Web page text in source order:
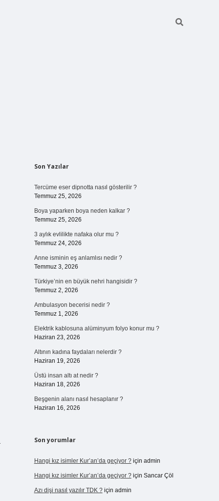
Sidebar
Son Yazılar
Tercüme eser dipnotta nasıl gösterilir ?
Temmuz 25, 2026
Boya yaparken boya neden kalkar ?
Temmuz 25, 2026
3 aylık evlilikte nafaka olur mu ?
Temmuz 24, 2026
Anne isminin eş anlamlısı nedir ?
Temmuz 3, 2026
Türkiye’nin en büyük nehri hangisidir ?
Temmuz 2, 2026
Ambulasyon becerisi nedir ?
Temmuz 1, 2026
Elektrik kablosuna alüminyum folyo konur mu ?
Haziran 23, 2026
Altının kadına faydaları nelerdir ?
Haziran 19, 2026
Üstü insan altı at nedir ?
Haziran 18, 2026
Beşgenin alanı nasıl hesaplanır ?
Haziran 16, 2026
Son yorumlar
Hangi kız isimler Kur’an’da geçiyor ?için admin
Hangi kız isimler Kur’an’da geçiyor ?için Sancar Çöl
Azı dişi nasıl yazılır TDK ?için admin